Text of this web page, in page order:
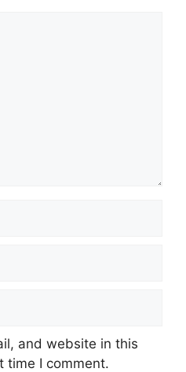
and website in this
time I comment.